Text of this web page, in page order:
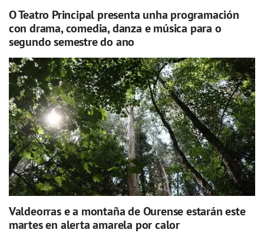
O Teatro Principal presenta unha programación
con drama, comedia, danza e música para o
segundo semestre do ano
Valdeorras e a montaña de Ourense estarán este
martes en alerta amarela por calor